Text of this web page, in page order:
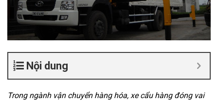
Nội dung
Trong ngành vận chuyển hàng hóa, xe cẩu hàng đóng vai